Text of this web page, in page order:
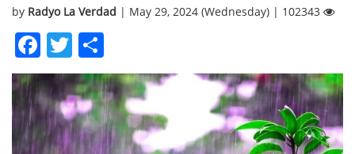
by Radyo La Verdad | May 29, 2024 (Wednesday) | 102343
Facebook
Twitter